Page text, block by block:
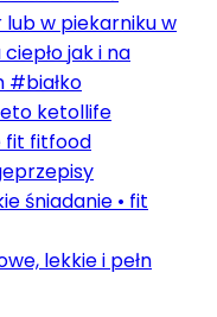
lekkie i pełn